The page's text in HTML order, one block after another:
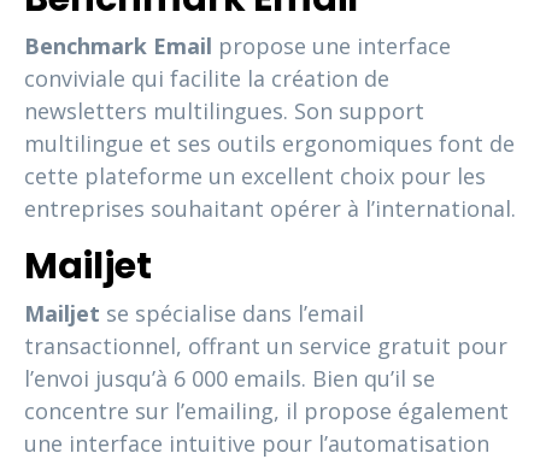
Benchmark Email propose une interface
conviviale qui facilite la création de
newsletters multilingues. Son support
multilingue et ses outils ergonomiques font de
cette plateforme un excellent choix pour les
entreprises souhaitant opérer à l’international.
Mailjet
Mailjet se spécialise dans l’email
transactionnel, offrant un service gratuit pour
l’envoi jusqu’à 6 000 emails. Bien qu’il se
concentre sur l’emailing, il propose également
une interface intuitive pour l’automatisation